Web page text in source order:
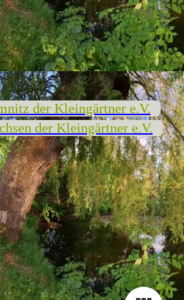
der Kleingärtner e.V.
der Kleingärtner e.V.